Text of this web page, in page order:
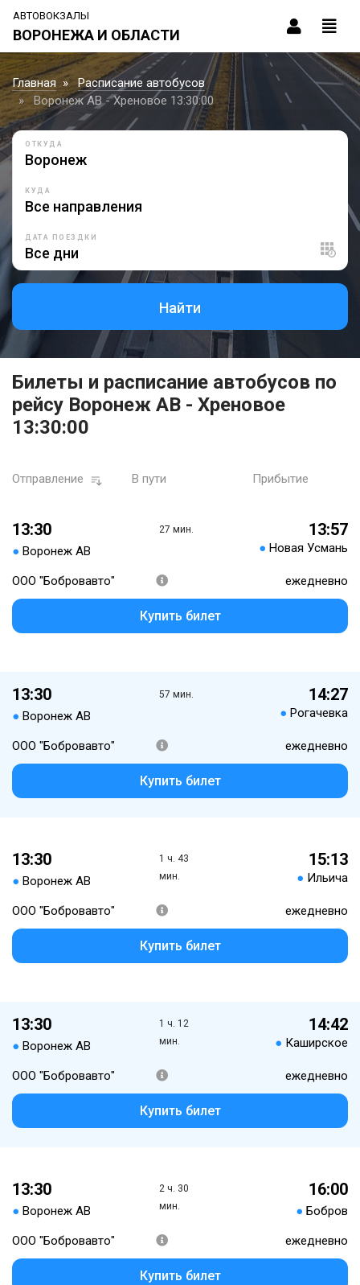
АВТОВОКЗАЛЫ
ВОРОНЕЖА И ОБЛАСТИ
Главная
Расписание автобусов
Воронеж АВ - Хреновое 13:30:00
ОТКУДА
КУДА
ДАТА ПОЕЗДКИ
Найти
Билеты и расписание автобусов по
рейсу Воронеж АВ - Хреновое
13:30:00
Отправление В пути Прибытие
13:30
● Воронеж АВ
27 мин. 13:57
● Новая Усмань
ООО "Бобровавто" ежедневно
Купить билет
13:30
● Воронеж АВ
57 мин. 14:27
● Рогачевка
ООО "Бобровавто" ежедневно
Купить билет
13:30
● Воронеж АВ
1 ч. 43
мин.
15:13
● Ильича
ООО "Бобровавто" ежедневно
Купить билет
13:30
● Воронеж АВ
1 ч. 12
мин.
14:42
● Каширское
ООО "Бобровавто" ежедневно
Купить билет
13:30
● Воронеж АВ
2 ч. 30
мин.
16:00
● Бобров
ООО "Бобровавто" ежедневно
Купить билет